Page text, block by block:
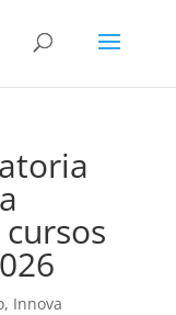
, Innova